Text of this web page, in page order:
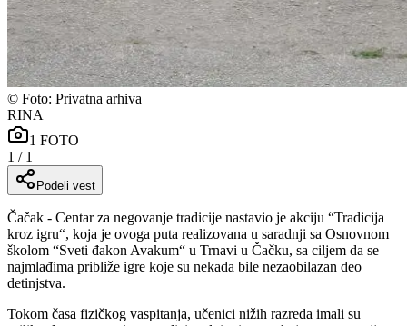
© Foto: Privatna arhiva
RINA
1 FOTO
1 / 1
Podeli vest
Čačak - Centar za negovanje tradicije nastavio je akciju “Tradicija
kroz igru“, koja je ovoga puta realizovana u saradnji sa Osnovnom
školom “Sveti đakon Avakum“ u Trnavi u Čačku, sa ciljem da se
najmlađima približe igre koje su nekada bile nezaobilazan deo
detinjstva.
Tokom časa fizičkog vaspitanja, učenici nižih razreda imali su